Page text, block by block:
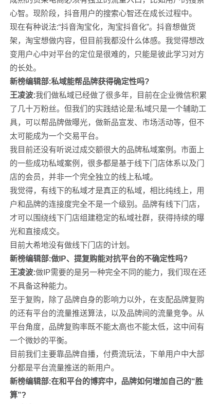
心智。现阶段，抖音用户的搜索心智还在成长过程中。
现在有种说法:“抖音淘宝化，淘宝抖音化”。抖音想做货
架，淘宝想做内容，但目前我都没什么体感。我觉得想改
变用户心中对平台的定位是很难的，只能是彼此学习对方
的长处。
新榜编辑部:私域能帮品牌获得确定性吗?
王凌波:我们做私域已经做了很多年，目前在企业微信积累
了几十万粉丝。但我们的实践结论是:私域只是一个辅助工
具，可以帮品牌做曝光，做新品宣发、市场活动等，但不
太可能成为一个交易平台。
我目前还没有听说过成交额很大的品牌私域案例。市面上
的一些成功私域案例，很多都是基于线下门店体系以及门
店的会员，并非一个完全独立的线上私域。
我觉得，有线下的私域才是真正的私域，相比纯线上，用
户和品牌的连接度完全不是一个级别。品牌有线下门店，
才可以围绕线下门店组建稳定的私域社群，获得持续的曝
光和直接成交。
目前大希地没有做线下门店的计划。
新榜编辑部:做IP、提复购能对抗平台的不确定性吗?
王凌波:做IP需要的是另一种完全不同的能力，我们现在还
不具备这种能力。
至于复购，除了品牌自身的影响力以外，在支配品牌复购
的还有平台的流量推送算法，以及品牌间的流量竞争。从
平台角度，品牌复购率既不能太高也不能太低，这中间有
一个微妙的平衡。
目前我们主要靠品牌自播，付费流玩法，下单用户中大部
分都是平台流量推送的新用户。
新榜编辑部:在和平台的博弈中，品牌如何增加自己的“胜
算”?